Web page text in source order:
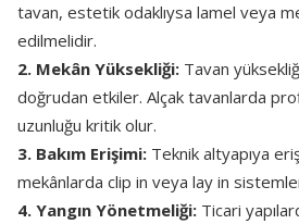
tavan, estetik odaklıysa lamel veya
edilmelidir.
2. Mekân Yüksekliği: Tavan
doğrudan etkiler. Alçak tavanlarda
uzunluğu kritik olur.
3. Bakım Erişimi: Teknik altyapıya
mekânlarda clip in veya lay in
4. Yangın Yönetmeliği: Ticari